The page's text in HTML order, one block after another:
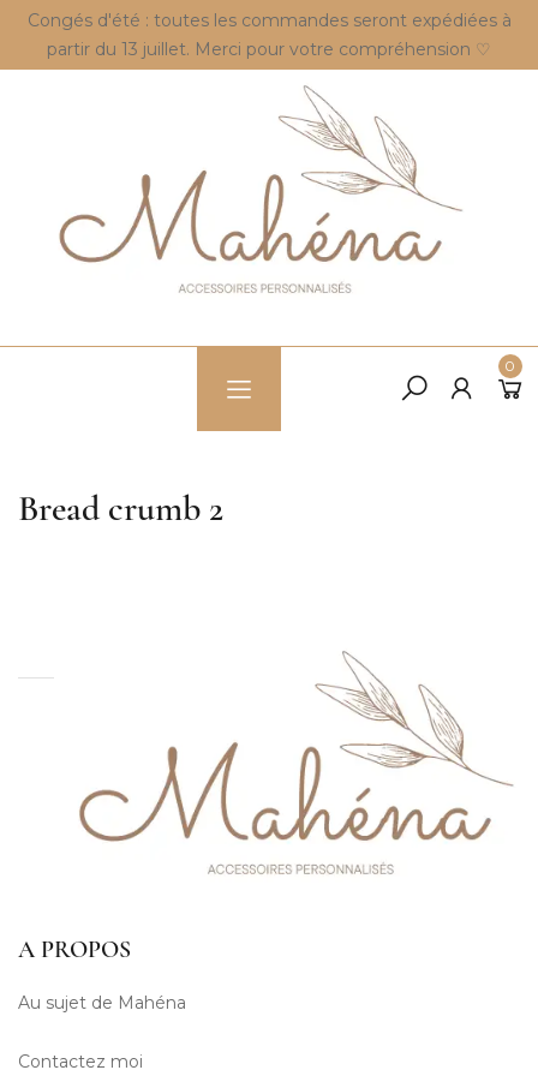
Congés d'été : toutes les commandes seront expédiées à
partir du 13 juillet. Merci pour votre compréhension ♡
0
Bread crumb 2
A PROPOS
Au sujet de Mahéna
Contactez moi